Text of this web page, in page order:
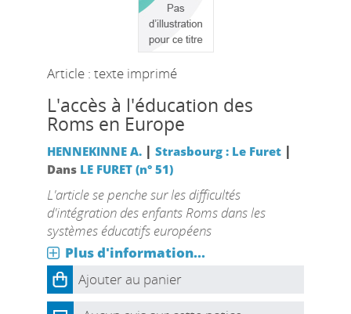
Article : texte imprimé
L'accès à l'éducation des
Roms en Europe
HENNEKINNE A. | Strasbourg : Le Furet|
Dans LE FURET (n° 51)
L'article se penche sur les difficultés
d'intégration des enfants Roms dans les
systèmes éducatifs européens
Plus d'information...
Ajouter au panier